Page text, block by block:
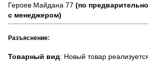
Героев Майдана 77 (по
с менеджером)
Разъяснение:
Товарный вид: Новый товар